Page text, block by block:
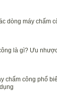
dòng máy chấm
là gì? Ưu
chấm công phổ